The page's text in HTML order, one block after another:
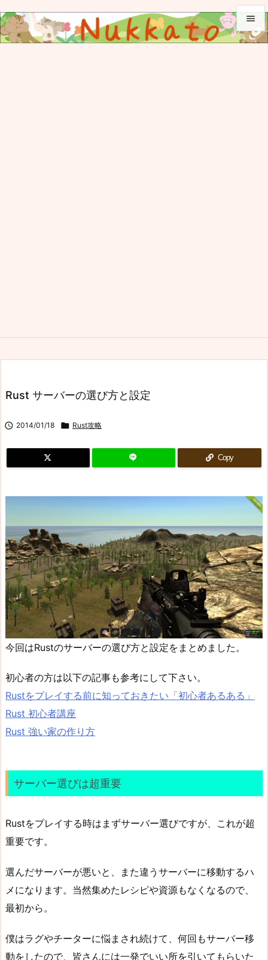


Rust サーバーの選び方と設定
 2014/01/18  Rust攻略
Copy
今回はRustのサーバーの選び方と設定をまとめました。
初心者の方は以下の記事も参考にして下さい。
Rustをプレイする前に知っておきたい「初心者あるある」
Rust 初心者講座
Rust 強い家の作り方
サーバー選びは超重要
Rustをプレイする時はまずサーバー選びですが、これが超
重要です。
選んだサーバーが悪いと、また違うサーバーに移動するハ
メになります。当然集めたレシピや資源もなくなるので、
最初から。
僕はラグやチーターに悩まされ続けて、何回もサーバー移
動をしたので、皆さんには一発でいい所を引いてもらいた